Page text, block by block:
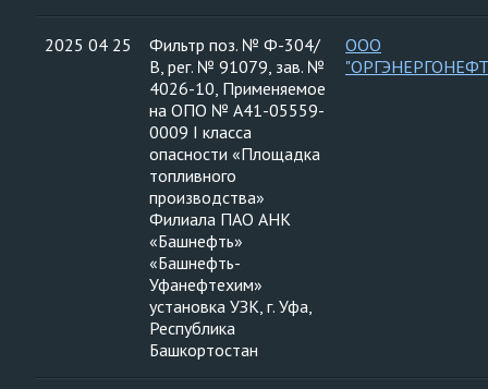
2025 04 25
Фильтр поз. № Ф-304/
В, рег. № 91079, зав. №
4026-10, Применяемое
на ОПО № А41-05559-
0009 I класса
опасности «Площадка
топливного
производства»
Филиала ПАО АНК
«Башнефть»
«Башнефть-
Уфанефтехим»
установка УЗК, г. Уфа,
Республика
Башкортостан
ООО